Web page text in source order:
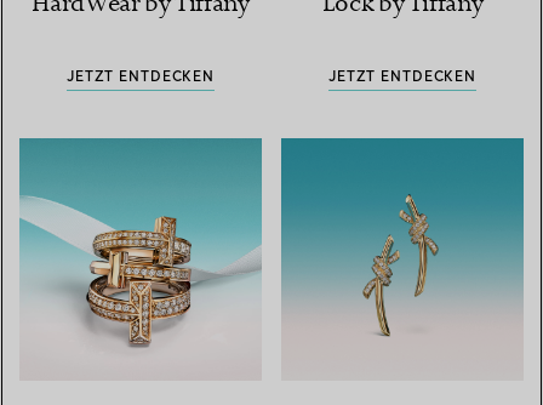
JETZT ENTDECKEN JETZT ENTDECKEN